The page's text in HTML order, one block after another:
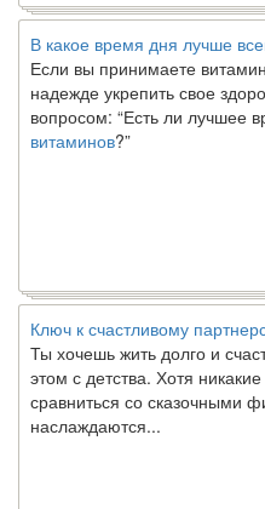
В какое время дня лучше
Если вы принимаете
надежде укрепить свое
вопросом: “Есть ли лучшее
витаминов ?”
Ключ к счастливому
Ты хочешь жить долго и
этом с детства. Хотя
сравниться со сказочными
наслаждаются...